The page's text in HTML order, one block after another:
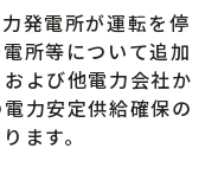
発電所が運転を停
所等について追加
よび他電力会社か
力安定供給確保の
ます。